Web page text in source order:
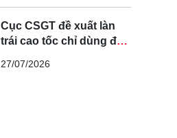
Cục CSGT đề xuất làn
trái cao tốc chỉ dùng để
tục
27/07/2026